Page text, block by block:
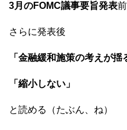
3月のFOMC議事要旨発表
さらに発表後
「金融緩和施策の考えが揺
「縮小しない」
と読める（たぶん、ね）